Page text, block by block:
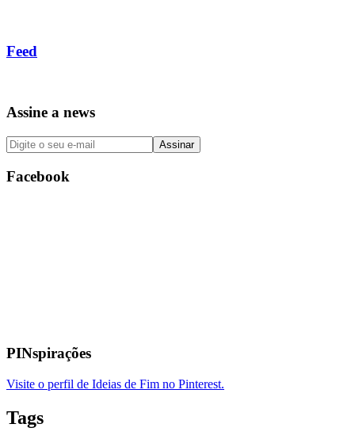
Feed
Assine a news
Facebook
PINspirações
Visite o perfil de Ideias de Fim no Pinterest.
Tags